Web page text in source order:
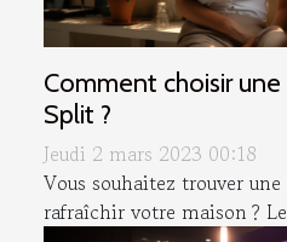
Comment choisir
Split ?
Jeudi 2 mars 2023 00:18
Vous souhaitez trouver
rafraîchir votre maison ?